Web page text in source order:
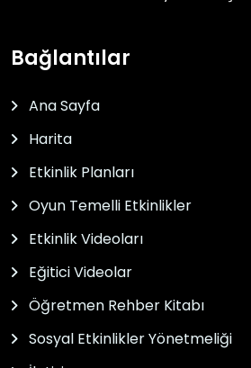
Bağlantılar
Ana Sayfa
Harita
Etkinlik Planları
Oyun Temelli Etkinlikler
Etkinlik Videoları
Eğitici Videolar
Öğretmen Rehber Kitabı
Sosyal Etkinlikler Yönetmeliği